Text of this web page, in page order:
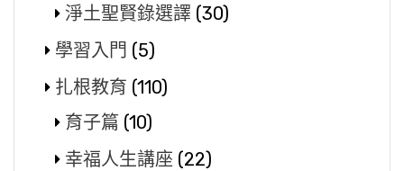
淨土聖賢錄選譯 (30)
學習入門 (5)
扎根教育 (110)
育子篇 (10)
幸福人生講座 (22)